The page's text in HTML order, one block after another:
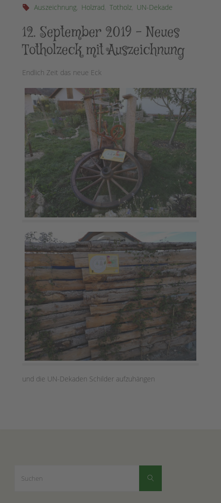
Auszeichnung, Holzrad, Totholz, UN-Dekade
12. September 2019 – Neues
Totholzeck mit Auszeichnung
Endlich Zeit das neue Eck
und die UN-Dekaden Schilder aufzuhängen
Suchen